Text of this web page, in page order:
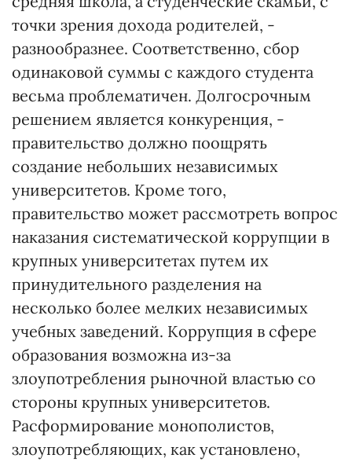
точки зрения дохода родителей, -
разнообразнее. Соответственно, сбор
одинаковой суммы с каждого студента
весьма проблематичен. Долгосрочным
решением является конкуренция, -
правительство должно поощрять
создание небольших независимых
университетов. Кроме того,
правительство может рассмотреть вопрос
наказания систематической коррупции в
крупных университетах путем их
принудительного разделения на
несколько более мелких независимых
учебных заведений. Коррупция в сфере
образования возможна из-за
злоупотребления рыночной властью со
стороны крупных университетов.
Расформирование монополистов,
злоупотребляющих, как установлено,